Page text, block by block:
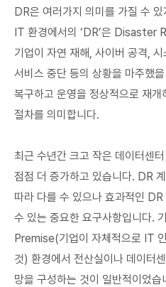
DR은 여러가지 의미를 가질 수
IT 환경에서의 ‘DR’은 Disaster
기업이 자연 재해, 사이버 공격,
서비스 중단 등의 상황을 마주했
복구하고 운영을 정상적으로 재
절차를 의미합니다.
최근 수년간 크고 작은 데이터센
점점 더 증가하고 있습니다. DR
따라 다를 수 있으나 효과적인
수 있는 중요한 요구사항입니다.
Premise(기업이 자체적으로 IT
것) 환경에서 전산실이나 데이터
망을 구성하는 것이 일반적이었